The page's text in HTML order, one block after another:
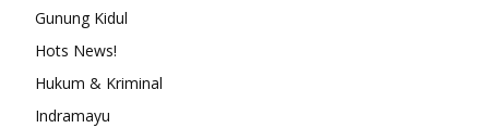
Gunung Kidul
Hots News!
Hukum & Kriminal
Indramayu